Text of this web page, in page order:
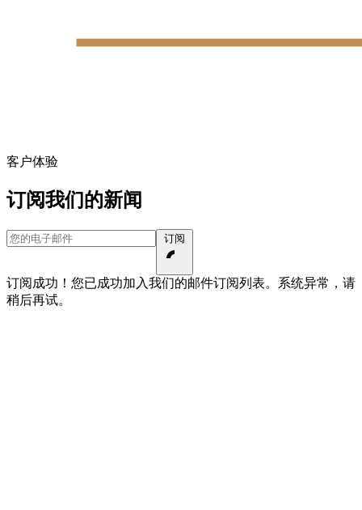
客户体验
订阅我们的新闻
您的电子邮件
订阅成功！您已成功加入我们的邮件订阅列表。 系统异常，请
稍后再试。